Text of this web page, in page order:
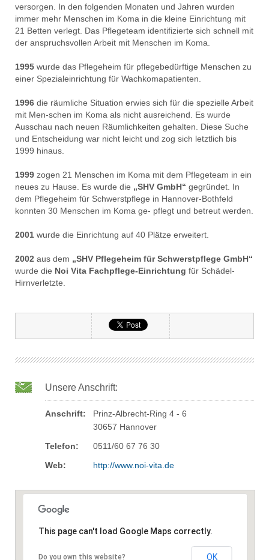
versorgen. In den folgenden Monaten und Jahren wurden
immer mehr Menschen im Koma in die kleine Einrichtung mit
21 Betten verlegt. Das Pflegeteam identifizierte sich schnell mit
der anspruchsvollen Arbeit mit Menschen im Koma.
1995 wurde das Pflegeheim für pflegebedürftige Menschen zu
einer Spezialeinrichtung für Wachkomapatienten.
1996 die räumliche Situation erwies sich für die spezielle Arbeit
mit Men-schen im Koma als nicht ausreichend. Es wurde
Ausschau nach neuen Räumlichkeiten gehalten. Diese Suche
und Entscheidung war nicht leicht und zog sich letztlich bis
1999 hinaus.
1999 zogen 21 Menschen im Koma mit dem Pflegeteam in ein
neues zu Hause. Es wurde die „SHV GmbH“ gegründet. In
dem Pflegeheim für Schwerstpflege in Hannover-Bothfeld
konnten 30 Menschen im Koma ge- pflegt und betreut werden.
2001 wurde die Einrichtung auf 40 Plätze erweitert.
2002 aus dem „SHV Pflegeheim für Schwerstpflege GmbH“
wurde die Noi Vita Fachpflege-Einrichtung für Schädel-
Hirnverletzte.
Unsere Anschrift:
Anschrift:
Prinz-Albrecht-Ring 4 - 6
30657 Hannover
Telefon:
0511/60 67 76 30
Web:
http://www.noi-vita.de
This page can't load Google Maps correctly.
Do you own this website? OK